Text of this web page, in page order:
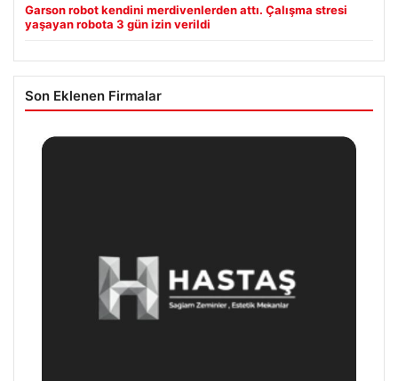
Garson robot kendini merdivenlerden attı. Çalışma stresi
yaşayan robota 3 gün izin verildi
Son Eklenen Firmalar